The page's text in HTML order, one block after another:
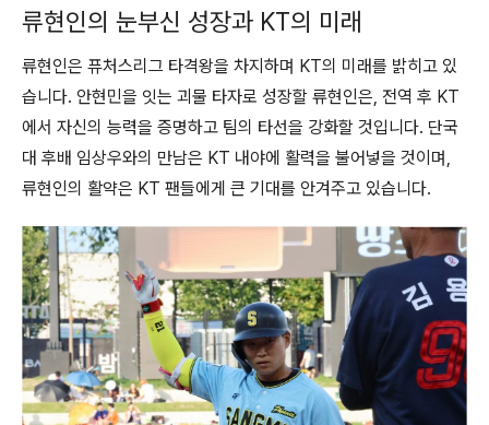
류현인의 눈부신 성장과 KT의 미래
류현인은 퓨처스리그 타격왕을 차지하며 KT의 미래를 밝히고 있
습니다. 안현민을 잇는 괴물 타자로 성장할 류현인은, 전역 후 KT
에서 자신의 능력을 증명하고 팀의 타선을 강화할 것입니다. 단국
대 후배 임상우와의 만남은 KT 내야에 활력을 불어넣을 것이며,
류현인의 활약은 KT 팬들에게 큰 기대를 안겨주고 있습니다.